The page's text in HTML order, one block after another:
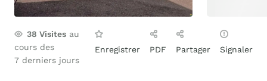
38 Visites au
cours des
7 derniers jours
Enregistrer PDF Partager Signaler